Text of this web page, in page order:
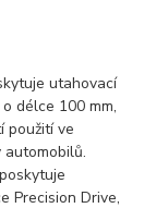
utahovací
délce 100 mm,
použití ve
automobilů.
Precision Drive,